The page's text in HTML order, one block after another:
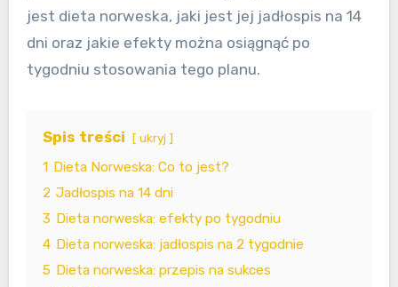
jest dieta norweska, jaki jest jej jadłospis na 14
dni oraz jakie efekty można osiągnąć po
tygodniu stosowania tego planu.
Spis treści ukryj
1
Dieta Norweska: Co to jest?
2 Jadłospis na 14 dni
3 Dieta norweska: efekty po tygodniu
4 Dieta norweska: jadłospis na 2 tygodnie
5 Dieta norweska: przepis na sukces